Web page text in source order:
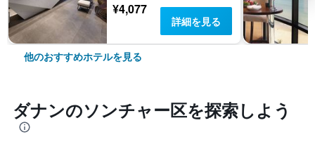
¥4,077
詳細を見る
他のおすすめホテルを見る
ダナン​のソンチャー区​を探索しよう